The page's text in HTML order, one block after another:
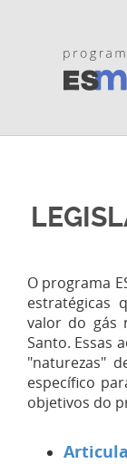
O programa
estratégicas
valor do gás
Santo. Essas
"naturezas"
específico
objetivos do